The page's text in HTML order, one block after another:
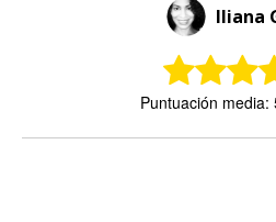
Iliana
Puntuación media: